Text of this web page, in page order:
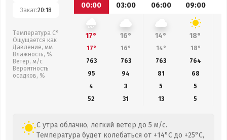
Закат:20:18
Температура С°
Ощущается как
Давление, мм
Влажность, %
Ветер, м/с
Вероятность
осадков, %
00:00
03:00 06:00 09:00
17° 16° 14° 18°
17° 16° 14° 18°
763
763 763 764
95
94 81 68
4
3 5
5
52
31 13 5
С утра облачно, легкий ветер до 5 м/с.
Температура будет колебаться от +14°C до +25°C,